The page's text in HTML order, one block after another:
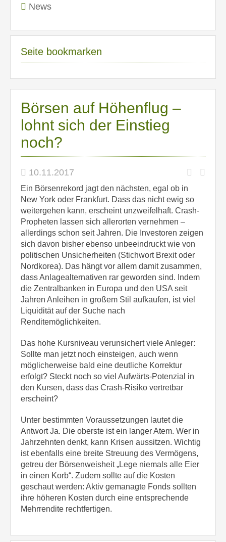
News
Seite bookmarken
Börsen auf Höhenflug –
lohnt sich der Einstieg
noch?
10.11.2017
Ein Börsenrekord jagt den nächsten, egal ob in
New York oder Frankfurt. Dass das nicht ewig so
weitergehen kann, erscheint unzweifelhaft. Crash-
Propheten lassen sich allerorten vernehmen –
allerdings schon seit Jahren. Die Investoren zeigen
sich davon bisher ebenso unbeeindruckt wie von
politischen Unsicherheiten (Stichwort Brexit oder
Nordkorea). Das hängt vor allem damit zusammen,
dass Anlagealternativen rar geworden sind. Indem
die Zentralbanken in Europa und den USA seit
Jahren Anleihen in großem Stil aufkaufen, ist viel
Liquidität auf der Suche nach
Renditemöglichkeiten.
Das hohe Kursniveau verunsichert viele Anleger:
Sollte man jetzt noch einsteigen, auch wenn
möglicherweise bald eine deutliche Korrektur
erfolgt? Steckt noch so viel Aufwärts-Potenzial in
den Kursen, dass das Crash-Risiko vertretbar
erscheint?
Unter bestimmten Voraussetzungen lautet die
Antwort Ja. Die oberste ist ein langer Atem. Wer in
Jahrzehnten denkt, kann Krisen aussitzen. Wichtig
ist ebenfalls eine breite Streuung des Vermögens,
getreu der Börsenweisheit „Lege niemals alle Eier
in einen Korb“. Zudem sollte auf die Kosten
geschaut werden: Aktiv gemanagte Fonds sollten
ihre höheren Kosten durch eine entsprechende
Mehrrendite rechtfertigen.